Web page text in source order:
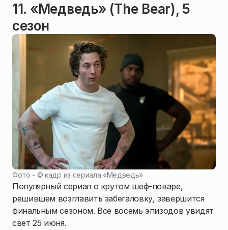
11. «Медведь» (The Bear), 5
сезон
Фото - ©кадр из сериала «Медведь»
Популярный сериал о крутом шеф-поваре,
решившем возглавить забегаловку, завершится
финальным сезоном. Все восемь эпизодов увидят
свет 25 июня.